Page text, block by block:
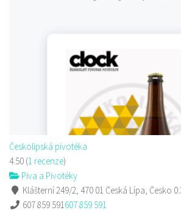
Českolipská pivotéka
4.50 (1 recenze)
Piva a Pivotéky
Klášterní 249/2, 470 01 Česká Lípa, Česko
607 859 591607 859 591